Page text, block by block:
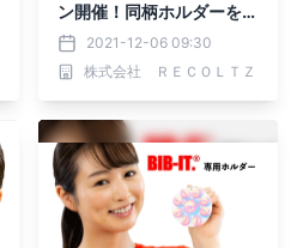
ン開催！同柄ホルダーをプ
レゼント2021-12-06 09:30
株式会社 ＲＥＣＯＬＴＺ